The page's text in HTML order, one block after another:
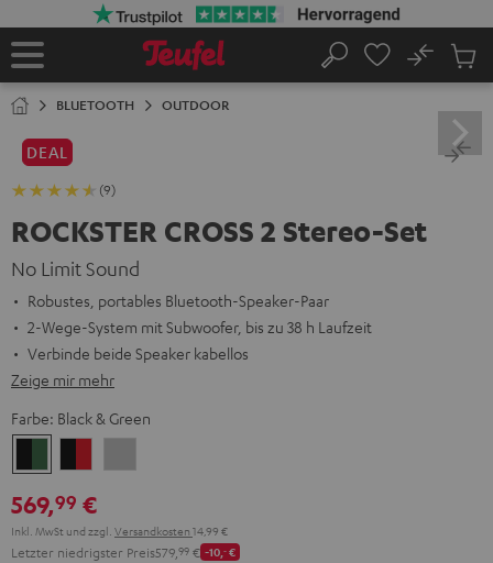
Startseite
Suche
No
BLUETOOTH OUTDOOR
DEAL
(9)
ROCKSTER CROSS 2 Stereo-Set
No Limit Sound
Robustes, portables Bluetooth-Speaker-Paar
2-Wege-System mit Subwoofer, bis zu 38 h Laufzeit
Verbinde beide Speaker kabellos
Zeige mir mehr
Farbe: Black & Green
&
GreenRed
569,99 €
Inkl. MwSt und zzgl. Versandkosten 14,99 €
Letzter niedrigster Preis579, 99 € -10,‐€